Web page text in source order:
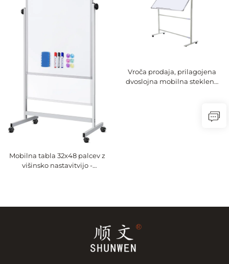
Mobilna tabla 32x48 palcev z
višinsko nastavitvijo -
Vroča prodaja, prilagojena
dvoslojna mobilna steklena